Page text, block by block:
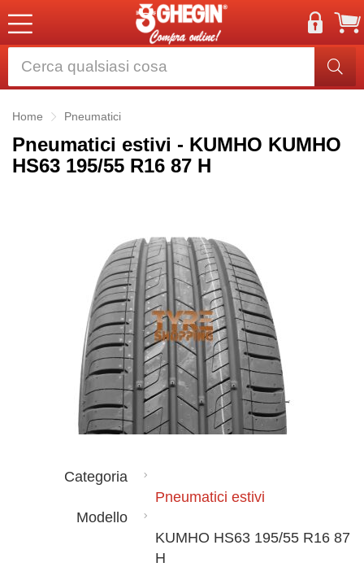
Home Pneumatici
Pneumatici estivi - KUMHO KUMHO
HS63 195/55 R16 87 H
Categoria
Pneumatici estivi
Modello
KUMHO HS63 195/55 R16 87
H